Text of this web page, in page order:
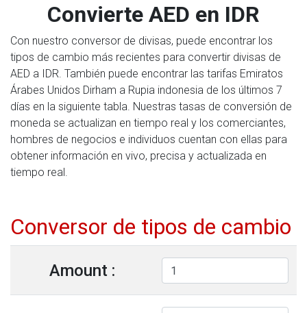
Convierte AED en IDR
Con nuestro conversor de divisas, puede encontrar los
tipos de cambio más recientes para convertir divisas de
AED a IDR. También puede encontrar las tarifas Emiratos
Árabes Unidos Dirham a Rupia indonesia de los últimos 7
días en la siguiente tabla. Nuestras tasas de conversión de
moneda se actualizan en tiempo real y los comerciantes,
hombres de negocios e individuos cuentan con ellas para
obtener información en vivo, precisa y actualizada en
tiempo real.
Conversor de tipos de cambio
Amount :